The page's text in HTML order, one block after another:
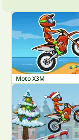
Moto X3M